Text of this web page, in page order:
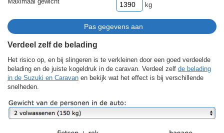
kg
Verdeel zelf de belading
Het risico op, en bij slingeren is te verkleinen door een goed verdeelde
belading en de juiste kogeldruk in de caravan. Verdeel zelf de belading
in de Suzuki en Caravan en bekijk wat het effect is bij verschillende
snelheden.